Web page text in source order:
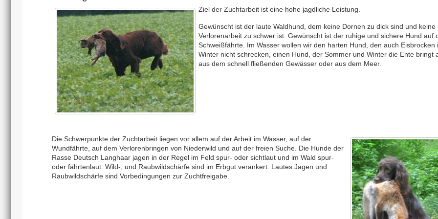
Ziel der Zuchtarbeit ist eine hohe jagdliche Leistung.
Gewünscht ist der laute Waldhund, dem keine Dornen zu dick sind und keine
Verlorenarbeit zu schwer ist. Gewünscht ist der ruhige und sichere Hund auf
Schweißfährte. Im Wasser wollen wir den harten Hund, den auch Eisbrocken
Winter nicht schrecken, einen Hund, der Sommer und Winter die Ente bringt
aus dem schnell fließenden Gewässer oder aus dem Meer.
Die Schwerpunkte der Zuchtarbeit liegen vor allem auf der Arbeit im Wasser, auf der
Wundfährte, auf dem Verlorenbringen von Niederwild und auf der freien Suche. Die Hunde der
Rasse Deutsch Langhaar jagen in der Regel im Feld spur- oder sichtlaut und im Wald spur-
oder fährtenlaut. Wild-, und Raubwildschärfe sind im Erbgut verankert. Lautes Jagen und
Raubwildschärfe sind Vorbedingungen zur Zuchtfreigabe.